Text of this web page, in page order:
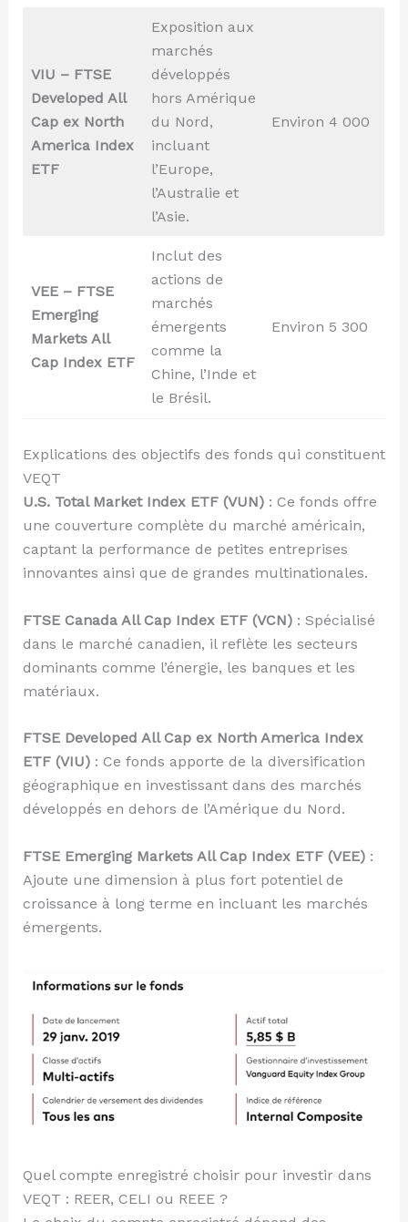
VIU – FTSE
Developed All
Cap ex North
America Index
ETF
Exposition aux
marchés
développés
hors Amérique
du Nord,
incluant
l’Europe,
l’Australie et
l’Asie.
Environ 4 000
VEE – FTSE
Emerging
Markets All
Cap Index ETF
Inclut des
actions de
marchés
émergents
comme la
Chine, l’Inde et
le Brésil.
Environ 5 300
Explications des objectifs des fonds qui constituent
VEQT
U.S. Total Market Index ETF (VUN): Ce fonds offre
une couverture complète du marché américain,
captant la performance de petites entreprises
innovantes ainsi que de grandes multinationales.
FTSE Canada All Cap Index ETF (VCN): Spécialisé
dans le marché canadien, il reflète les secteurs
dominants comme l’énergie, les banques et les
matériaux.
FTSE Developed All Cap ex North America Index
ETF (VIU): Ce fonds apporte de la diversification
géographique en investissant dans des marchés
développés en dehors de l’Amérique du Nord.
FTSE Emerging Markets All Cap Index ETF (VEE):
Ajoute une dimension à plus fort potentiel de
croissance à long terme en incluant les marchés
émergents.
Quel compte enregistré choisir pour investir dans
VEQT : REER, CELI ou REEE ?